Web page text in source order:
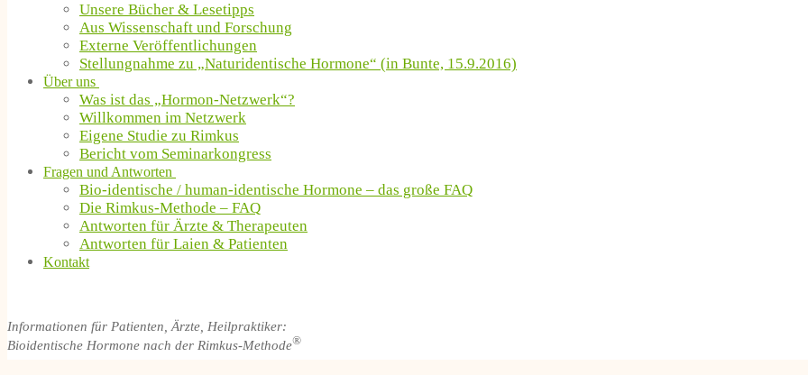
Unsere Bücher & Lesetipps
Aus Wissenschaft und Forschung
Externe Veröffentlichungen
Stellungnahme zu „Naturidentische Hormone“ (in Bunte, 15.9.2016)
Über uns
Was ist das „Hormon-Netzwerk“?
Willkommen im Netzwerk
Eigene Studie zu Rimkus
Bericht vom Seminarkongress
Fragen und Antworten
Bio-identische / human-identische Hormone – das große FAQ
Die Rimkus-Methode – FAQ
Antworten für Ärzte & Therapeuten
Antworten für Laien & Patienten
Kontakt
Informationen für Patienten, Ärzte, Heilpraktiker:
Bioidentische Hormone nach der Rimkus-Methode®